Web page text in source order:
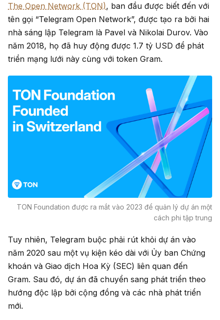
The Open Network (TON), ban đầu được biết đến với
tên gọi “Telegram Open Network”, được tạo ra bởi hai
nhà sáng lập Telegram là Pavel và Nikolai Durov. Vào
năm 2018, họ đã huy động được 1.7 tỷ USD để phát
triển mạng lưới này cùng với token Gram.
TON Foundation được ra mắt vào 2023 để quản lý dự án một
cách phi tập trung
Tuy nhiên, Telegram buộc phải rút khỏi dự án vào
năm 2020 sau một vụ kiện kéo dài với Ủy ban Chứng
khoán và Giao dịch Hoa Kỳ (SEC) liên quan đến
Gram. Sau đó, dự án đã chuyển sang phát triển theo
hướng độc lập bởi cộng đồng và các nhà phát triển
mới.